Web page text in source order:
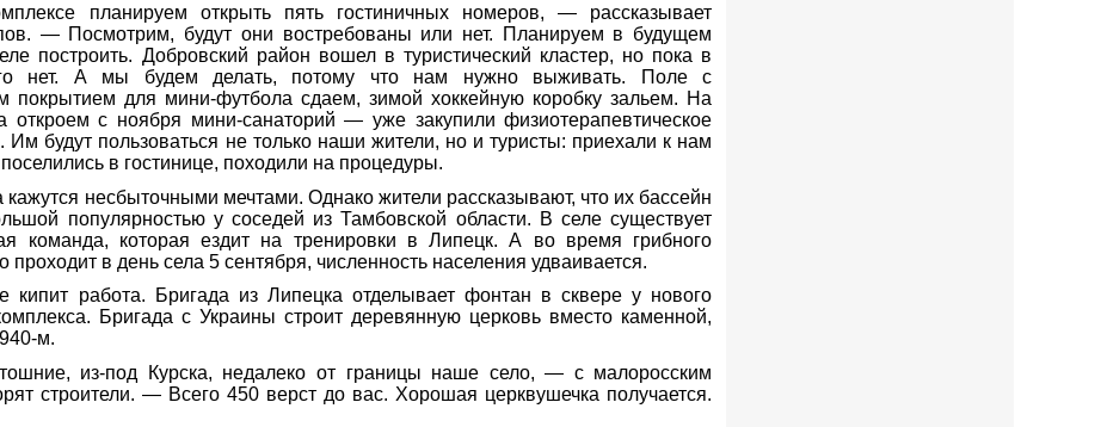
планируем открыть пять гостиничных номеров, — рассказывает
— Посмотрим, будут они востребованы или нет. Планируем в будущем
построить. Добровский район вошел в туристический кластер, но пока в
нет. А мы будем делать, потому что нам нужно выживать. Поле с
покрытием для мини-футбола сдаем, зимой хоккейную коробку зальем. На
откроем с ноября мини-санаторий — уже закупили физиотерапевтическое
Им будут пользоваться не только наши жители, но и туристы: приехали к нам
в гостинице, походили на процедуры.
несбыточными мечтами. Однако жители рассказывают, что их бассейн
популярностью у соседей из Тамбовской области. В селе существует
команда, которая ездит на тренировки в Липецк. А во время грибного
проходит в день села 5 сентября, численность населения удваивается.
кипит работа. Бригада из Липецка отделывает фонтан в сквере у нового
Бригада с Украины строит деревянную церковь вместо каменной,
м.
из-под Курска, недалеко от границы наше село, — с малоросским
строители. — Всего 450 верст до вас. Хорошая церквушечка получается.